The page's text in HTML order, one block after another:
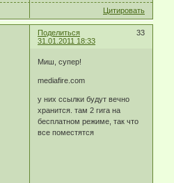
Цитировать
Поделиться
33
31.01.2011 18:33
Миш, супер!
mediafire.com
у них ссылки будут вечно
хранится. там 2 гига на
бесплатном режиме, так что
все поместятся